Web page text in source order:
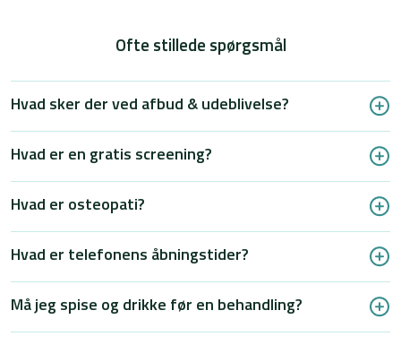
Ofte stillede spørgsmål
Hvad sker der ved afbud & udeblivelse?
Hvad er en gratis screening?
Hvad er osteopati?
Hvad er telefonens åbningstider?
Må jeg spise og drikke før en behandling?